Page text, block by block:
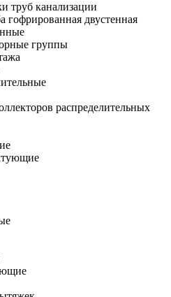
труб канализации
гофрированная двустенная
группы
распределительных